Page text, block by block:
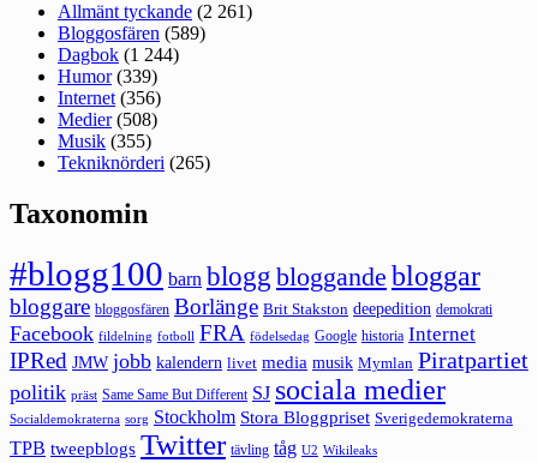
Allmänt tyckande (2 261)
Bloggosfären (589)
Dagbok (1 244)
Humor(339)
Internet (356)
Medier(508)
Musik (355)
Tekniknörderi (265)
Taxonomin
#blogg100 barn blogg bloggande bloggar
bloggare bloggosfären Borlänge Brit Stakston deepedition demokrati
Facebook fildelning fotboll FRA födelsedag Google historia Internet
IPRed JMW jobb kalendern livet media musik Mymlan Piratpartiet
politik präst Same Same But Different SJ sociala medier
Socialdemokraterna sorg Stockholm Stora Bloggpriset Sverigedemokraterna
TPB tweepblogs Twitter tävling tåg U2 Wikileaks